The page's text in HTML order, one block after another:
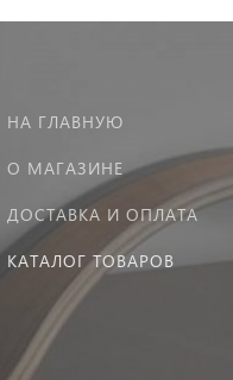
НА ГЛАВНУЮ
О МАГАЗИНЕ
ДОСТАВКА И ОПЛАТА
КАТАЛОГ ТОВАРОВ